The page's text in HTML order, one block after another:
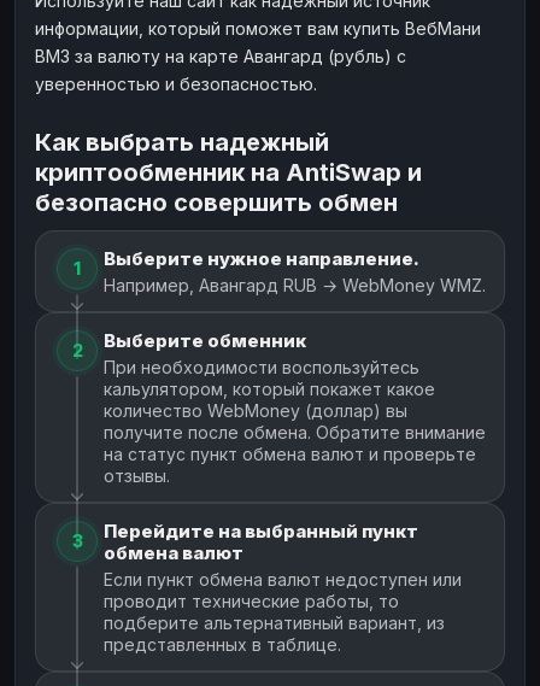
информации, который поможет вам купить ВебМани
ВМЗ за валюту на карте Авангард (рубль) с
уверенностью и безопасностью.
Как выбрать надежный
криптообменник на AntiSwap и
безопасно совершить обмен
1 Выберите нужное направление.
Например, Авангард RUB → WebMoney WMZ.
2 Выберите обменник
При необходимости воспользуйтесь
кальулятором, который покажет какое
количество WebMoney (доллар) вы
получите после обмена. Обратите внимание
на статус пункт обмена валют и проверьте
отзывы.
3
Перейдите на выбранный пункт
обмена валют
Если пункт обмена валют недоступен или
проводит технические работы, то
подберите альтернативный вариант, из
представленных в таблице.